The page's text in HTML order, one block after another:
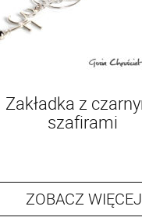
Zakładka z
szafirami
ZOBACZ WIĘCEJ